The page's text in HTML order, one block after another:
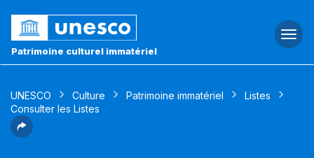
Patrimoine culturel immatériel
UNESCO Culture Patrimoine immatériel
Listes
Consulter les Listes